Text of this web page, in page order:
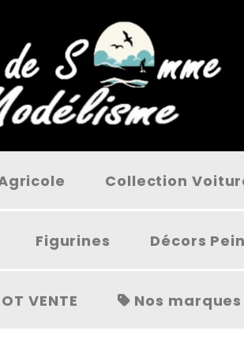
Collection
Figurines Décors
VENTE Nos marques